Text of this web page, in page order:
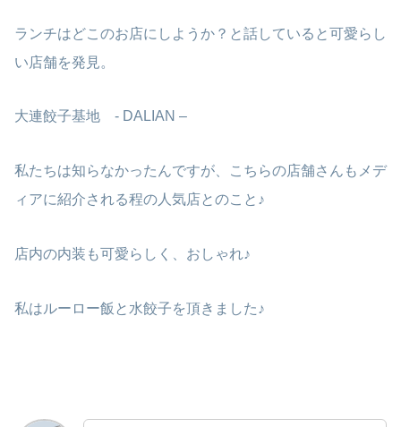
ランチはどこのお店にしようか？と話していると可愛らし
い店舗を発見。
大連餃子基地 - DALIAN –
私たちは知らなかったんですが、こちらの店舗さんもメデ
ィアに紹介される程の人気店とのこと♪
店内の内装も可愛らしく、おしゃれ♪
私はルーロー飯と水餃子を頂きました♪